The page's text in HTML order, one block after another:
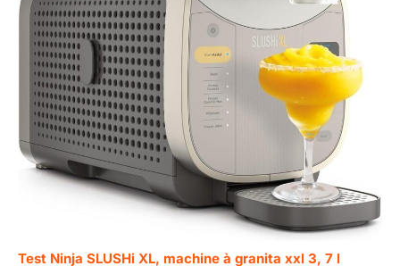
Test Ninja SLUSHi XL, machine à granita xxl 3, 7 l